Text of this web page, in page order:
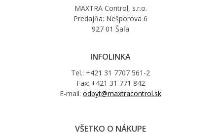
MAXTRA Control, s.r.o.
Predajňa: Nešporova 6
927 01 Šaľa
INFOLINKA
Tel.: +421 31 7707 561-2
Fax: +421 31 771 842
E-mail: odbyt@maxtracontrol.sk
VŠETKO O NÁKUPE